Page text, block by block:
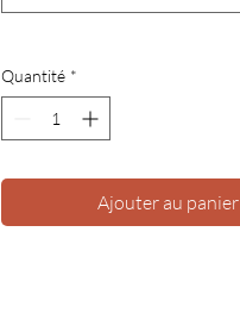
Quantité *
Ajouter au panier